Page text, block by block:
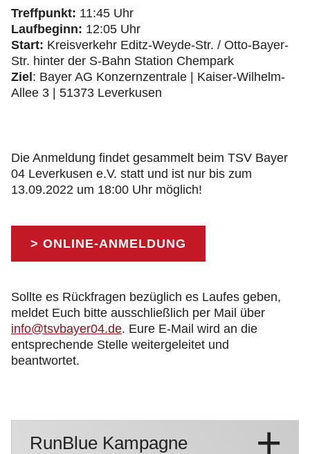
Treffpunkt: 11:45 Uhr
Laufbeginn: 12:05 Uhr
Start: Kreisverkehr Editz-Weyde-Str. / Otto-Bayer-
Str. hinter der S-Bahn Station Chempark
Ziel : Bayer AG Konzernzentrale | Kaiser-Wilhelm-
Allee 3 | 51373 Leverkusen
Die Anmeldung findet gesammelt beim TSV Bayer
04 Leverkusen e.V. statt und ist nur bis zum
13.09.2022 um 18:00 Uhr möglich!
> ONLINE-ANMELDUNG
Sollte es Rückfragen bezüglich es Laufes geben,
meldet Euch bitte ausschließlich per Mail über
info@tsvbayer04.de. Eure E-Mail wird an die
entsprechende Stelle weitergeleitet und
beantwortet.
RunBlue Kampagne